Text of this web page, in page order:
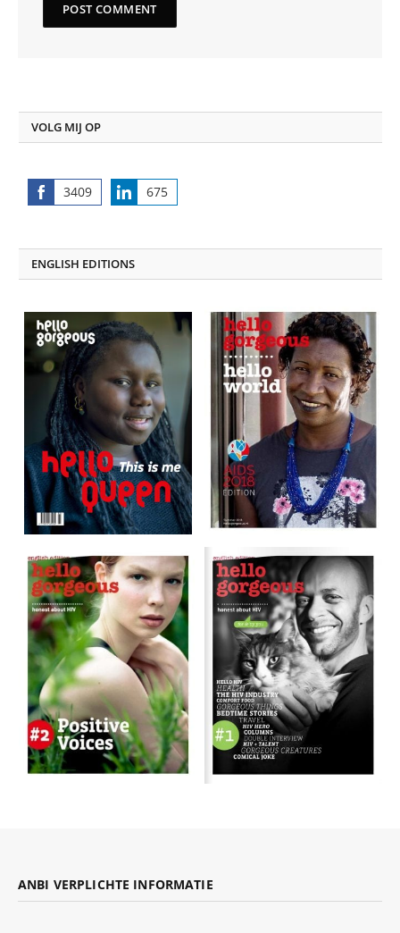
VOLG MIJ OP
3409
Share
675
Share
ENGLISH EDITIONS
ANBI VERPLICHTE INFORMATIE